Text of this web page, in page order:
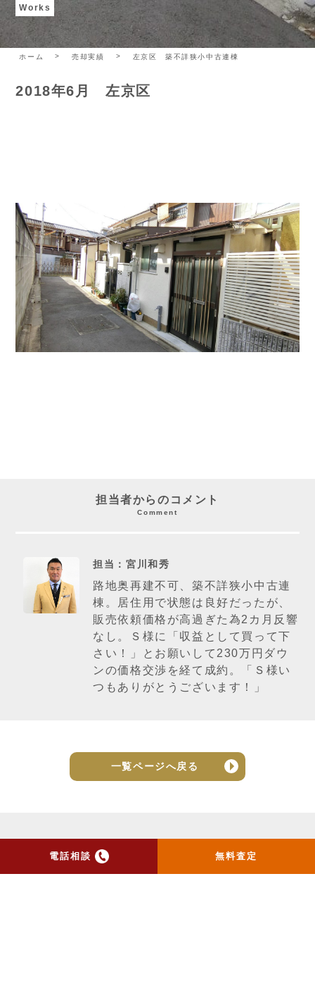
電話相談 無料査定
Works
ホーム 売却実績 左京区 築不詳狭小中古連棟
2018年6月 左京区
担当者からのコメント
Comment
担当：宮川和秀
路地奥再建不可、築不詳狭小中古連
棟。居住用で状態は良好だったが、
販売依頼価格が高過ぎた為2カ月反響
なし。Ｓ様に「収益として買って下
さい！」とお願いして230万円ダウ
ンの価格交渉を経て成約。「Ｓ様い
つもありがとうございます！」
一覧ページへ戻る